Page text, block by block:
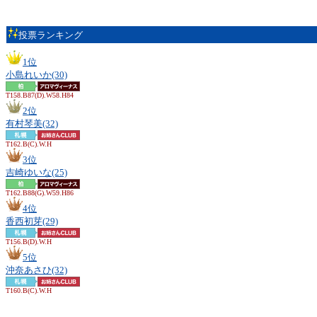
投票ランキング
1位
小島れいか(30)
T158.B87(D).W58.H84
2位
有村琴美(32)
T162.B(C).W.H
3位
吉崎ゆいな(25)
T162.B88(G).W59.H86
4位
香西初芽(29)
T156.B(D).W.H
5位
沖奈あさひ(32)
T160.B(C).W.H